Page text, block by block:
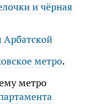
и чёрная
метро.
метро